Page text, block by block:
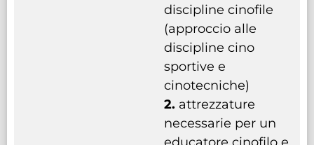
discipline cinofile
(approccio alle
discipline cino
sportive e
cinotecniche)
2. attrezzature
necessarie per un